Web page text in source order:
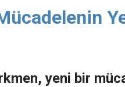
yeni bir